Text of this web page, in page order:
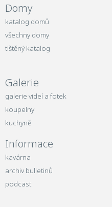
Domy
katalog domů
všechny domy
tištěný katalog
Galerie
galerie videí a fotek
koupelny
kuchyně
Informace
kavárna
archiv bulletinů
podcast